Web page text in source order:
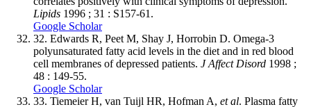
Lipids 1996 ; 31 : S157-61.
Google Scholar
32. Edwards R, Peet M, Shay J, Horrobin D. Omega-3
polyunsaturated fatty acid levels in the diet and in red blood
cell membranes of depressed patients. J Affect Disord 1998 ;
48 : 149-55.
Google Scholar
33. Tiemeier H, van Tuijl HR, Hofman A, et al. Plasma fatty